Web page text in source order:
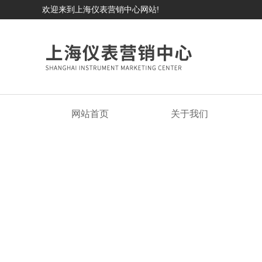
欢迎来到上海仪表营销中心网站!
网站首页 关于我们